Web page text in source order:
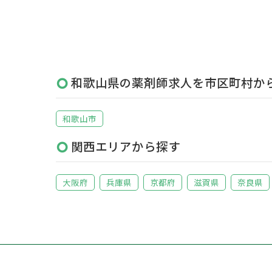
和歌山県の薬剤師求人を市区町村か
和歌山市
関西エリアから探す
大阪府 兵庫県 京都府 滋賀県 奈良県